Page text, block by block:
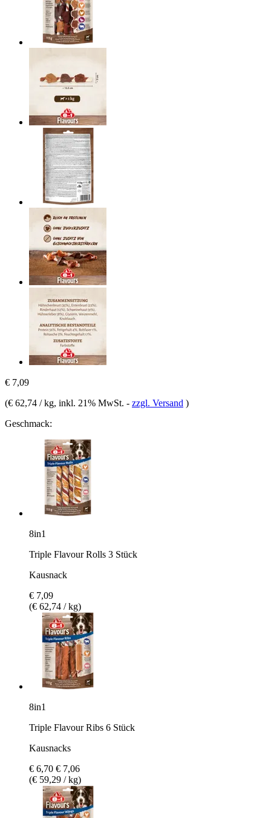
€ 7,09
(€ 62,74 / kg, inkl. 21% MwSt. - zzgl. Versand )
Geschmack:
8in1
Triple Flavour Rolls 3 Stück
Kausnack
€ 7,09
(€ 62,74 / kg)
8in1
Triple Flavour Ribs 6 Stück
Kausnacks
€ 6,70 € 7,06
(€ 59,29 / kg)